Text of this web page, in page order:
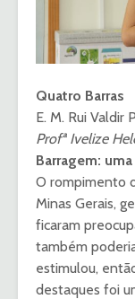
Quatro Barras
E. M. Rui Valdir
Profª Ivelize
Barragem:
O rompimento
Minas Gerais,
ficaram
também
estimulou,
destaques foi